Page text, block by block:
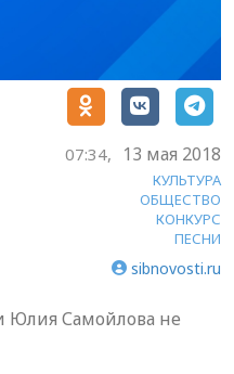
07:34, 13 мая 2018
КУЛЬТУРА
ОБЩЕСТВО
КОНКУРС
ПЕСНИ
sibnovosti.ru
Юлия Самойлова не